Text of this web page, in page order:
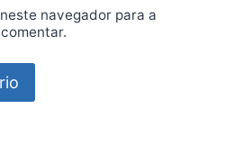
navegador para a